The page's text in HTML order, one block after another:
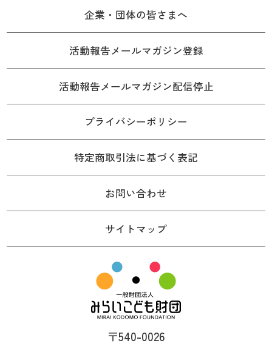
企業・団体の皆さまへ
活動報告メールマガジン登録
活動報告メールマガジン配信停止
プライバシーポリシー
特定商取引法に基づく表記
お問い合わせ
サイトマップ
〒540-0026